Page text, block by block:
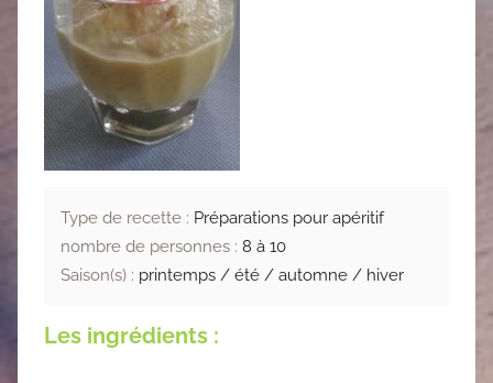
Type de recette : Préparations pour apéritif
nombre de personnes : 8 à 10
Saison(s) : printemps / été / automne / hiver
Les ingrédients :